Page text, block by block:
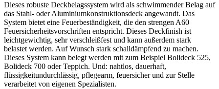
Dieses robuste Deckbelagssystem wird als schwimmender Belag auf
das Stahl- oder Aluminiumkonstruktionsdeck angewandt. Das
System bietet eine Feuerbeständigkeit, die den strengen A60
Feuersicherheitsvorschriften entspricht. Dieses Deckfinish ist
leichtgewichtig, sehr verschleißfest und kann außerdem stark
belastet werden. Auf Wunsch stark schalldämpfend zu machen.
Dieses System kann belegt werden mit zum Beispiel Bolideck 525,
Bolideck 700 oder Teppich. Und: nahtlos, dauerhaft,
flüssigkeitundurchlässig, pflegearm, feuersicher und zur Stelle
verarbeitet von eigenen Spezialisten.